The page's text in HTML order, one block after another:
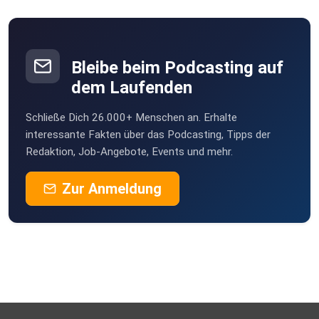
Hier geht’s zum Champions-League-Rückspiel der Bayern:
ern-muenchen-gegen-paris-saint-germain,audiostream-
bayern-muenchen-gegen-paris-saint-germain-106.html
Und hier bekommt ihr die Europa League mit Freiburg:
https://www.sportschau.de/fussball/europaleague/sc-
freiburg-gegen-rc-celta-vigo,audiostream-el-freiburg-
Bleibe beim Podcasting auf
dem Laufenden
Schließe Dich 26.000+ Menschen an. Erhalte
interessante Fakten über das Podcasting, Tipps der
Redaktion, Job-Angebote, Events und mehr.
Zur Anmeldung